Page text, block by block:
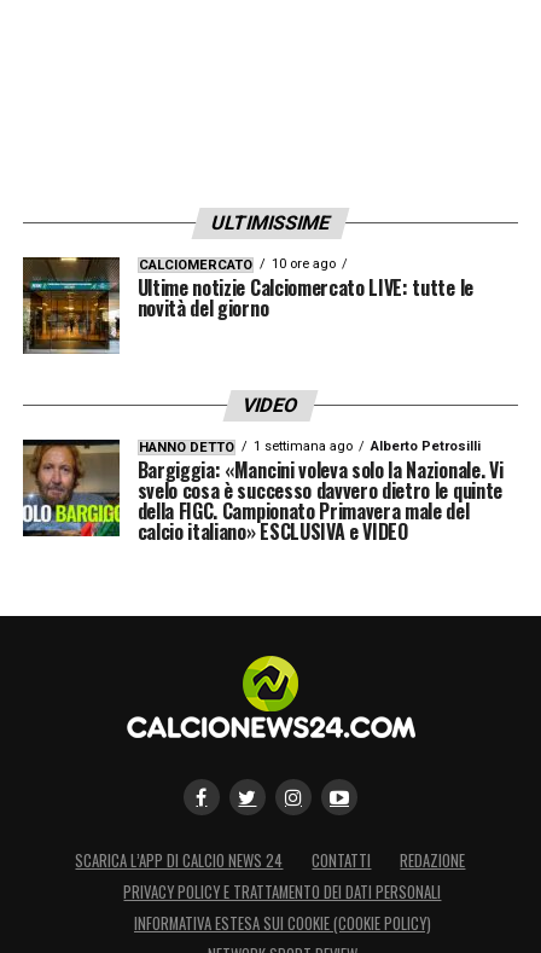
ULTIMISSIME
CALCIOMERCATO 10 ore ago
Ultime notizie Calciomercato LIVE: tutte le
novità del giorno
VIDEO
HANNO DETTO 1 settimana ago Alberto Petrosilli
Bargiggia: «Mancini voleva solo la Nazionale. Vi
svelo cosa è successo davvero dietro le quinte
della FIGC. Campionato Primavera male del
calcio italiano» ESCLUSIVA e VIDEO
SCARICA L’APP DI CALCIO NEWS 24 CONTATTI
REDAZIONE
PRIVACY POLICY E TRATTAMENTO DEI DATI PERSONALI
INFORMATIVA ESTESA SUI COOKIE (COOKIE POLICY)